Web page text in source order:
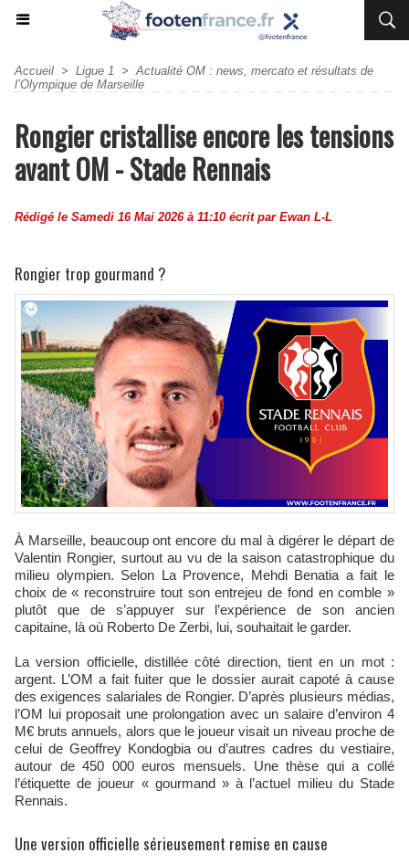
Accueil > Ligue 1 > Actualité OM : news, mercato et résultats de
l’Olympique de Marseille
Rongier cristallise encore les tensions
avant OM - Stade Rennais
Rédigé le Samedi 16 Mai 2026 à 11:10 écrit par Ewan L-L
Rongier trop gourmand ?
À Marseille, beaucoup ont encore du mal à digérer le départ de
Valentin Rongier, surtout au vu de la saison catastrophique du
milieu olympien. Selon La Provence, Mehdi Benatia a fait le
choix de « reconstruire tout son entrejeu de fond en comble »
plutôt que de s’appuyer sur l’expérience de son ancien
capitaine, là où Roberto De Zerbi, lui, souhaitait le garder.
La version officielle, distillée côté direction, tient en un mot :
argent. L’OM a fait fuiter que le dossier aurait capoté à cause
des exigences salariales de Rongier. D’après plusieurs médias,
l’OM lui proposait une prolongation avec un salaire d’environ 4
M€ bruts annuels, alors que le joueur visait un niveau proche de
celui de Geoffrey Kondogbia ou d’autres cadres du vestiaire,
autour de 450 000 euros mensuels. Une thèse qui a collé
l’étiquette de joueur « gourmand » à l’actuel milieu du Stade
Rennais.
Une version officielle sérieusement remise en cause